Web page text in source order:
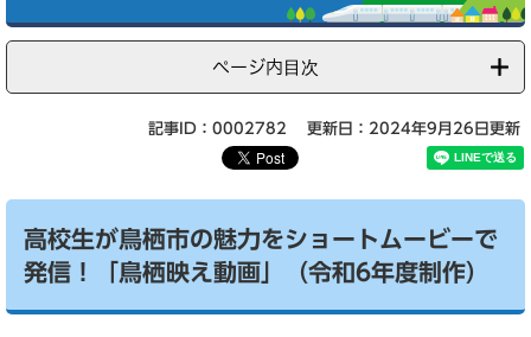
ページ内目次
記事ID：0002782 更新日：2024年9月26日更新
高校生が鳥栖市の魅力をショートムービーで
発信！「鳥栖映え動画」（令和6年度制作）